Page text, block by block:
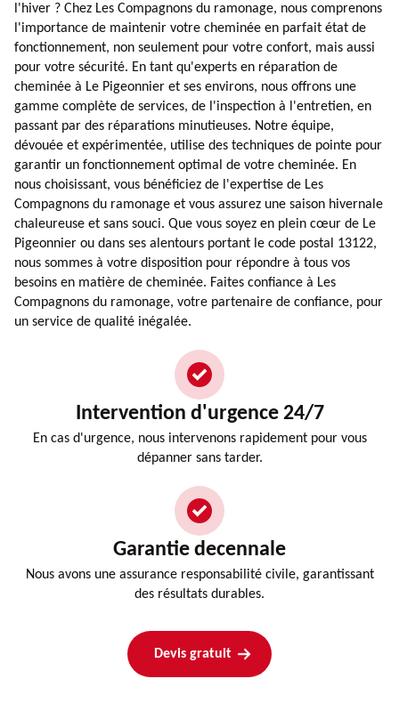
l'hiver ? Chez Les Compagnons du ramonage, nous comprenons
l'importance de maintenir votre cheminée en parfait état de
fonctionnement, non seulement pour votre confort, mais aussi
pour votre sécurité. En tant qu'experts en réparation de
cheminée à Le Pigeonnier et ses environs, nous offrons une
gamme complète de services, de l'inspection à l'entretien, en
passant par des réparations minutieuses. Notre équipe,
dévouée et expérimentée, utilise des techniques de pointe pour
garantir un fonctionnement optimal de votre cheminée. En
nous choisissant, vous bénéficiez de l'expertise de Les
Compagnons du ramonage et vous assurez une saison hivernale
chaleureuse et sans souci. Que vous soyez en plein cœur de Le
Pigeonnier ou dans ses alentours portant le code postal 13122,
nous sommes à votre disposition pour répondre à tous vos
besoins en matière de cheminée. Faites confiance à Les
Compagnons du ramonage, votre partenaire de confiance, pour
un service de qualité inégalée.
Intervention d'urgence 24/7
En cas d'urgence, nous intervenons rapidement pour vous
dépanner sans tarder.
Garantie decennale
Nous avons une assurance responsabilité civile, garantissant
des résultats durables.
Devis gratuit